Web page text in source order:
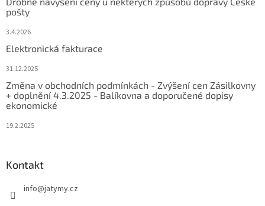
pošty
3.4.2026
Elektronická fakturace
31.12.2025
Změna v obchodních podmínkách - Zvýšení cen Zásilkovny
+ doplnění 4.3.2025 - Balíkovna a doporučené dopisy
ekonomické
19.2.2025
Kontakt
info@jatymy.cz